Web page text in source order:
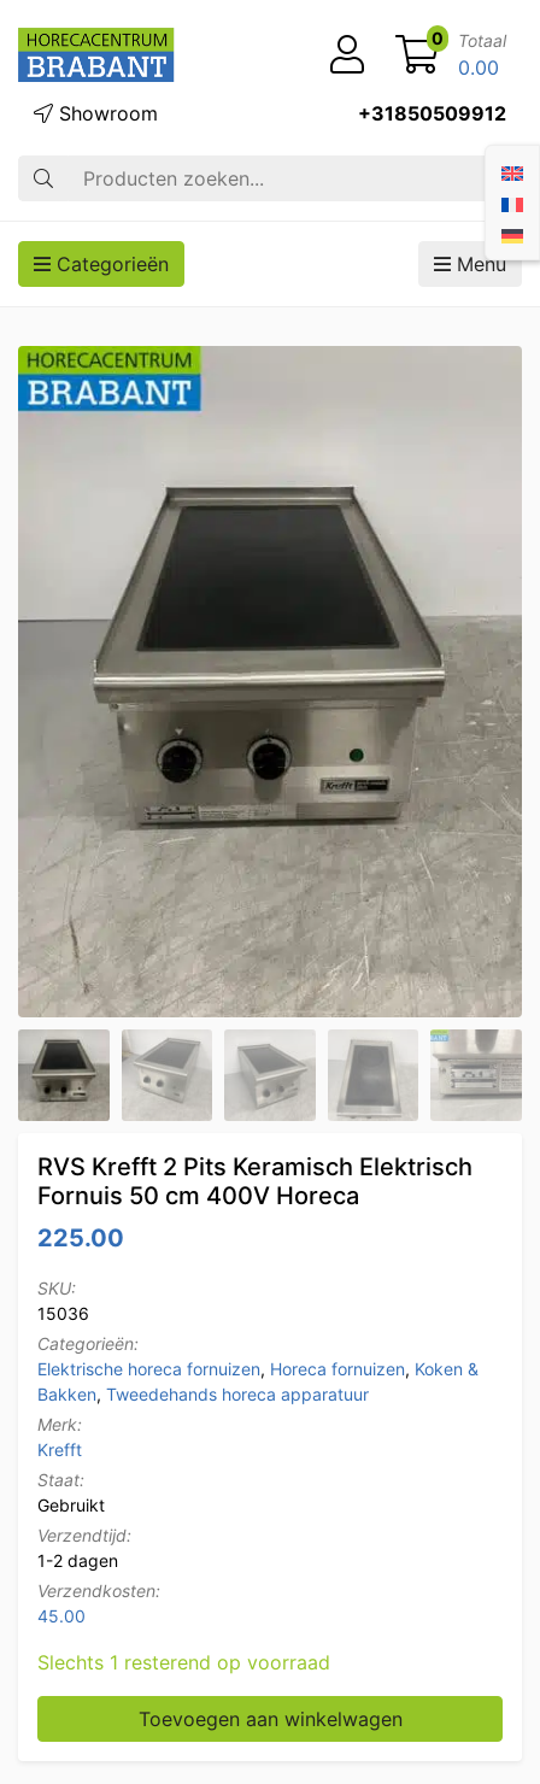
Zoek op
Showroom +31850509912
0 Totaal
0.00
Categorieën Menu
RVS Krefft 2 Pits Keramisch Elektrisch
Fornuis 50 cm 400V Horeca
225.00
SKU:
15036
Categorieën:
Elektrische horeca fornuizen, Horeca fornuizen, Koken &
Bakken, Tweedehands horeca apparatuur
Merk:
Krefft
Staat:
Gebruikt
Verzendtijd:
1-2 dagen
Verzendkosten:
45.00
Slechts 1 resterend op voorraad
RVS Krefft 2 Pits Keramisch Elektrisch Fornuis 50 cm
Toevoegen aan winkelwagen